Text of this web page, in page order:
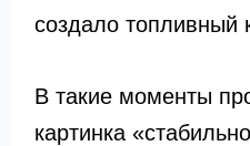
создало топливный
В такие моменты
картинка